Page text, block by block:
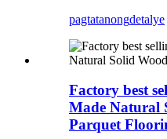
pagtatanongdetalye
Factory best
Made Natural
Parquet